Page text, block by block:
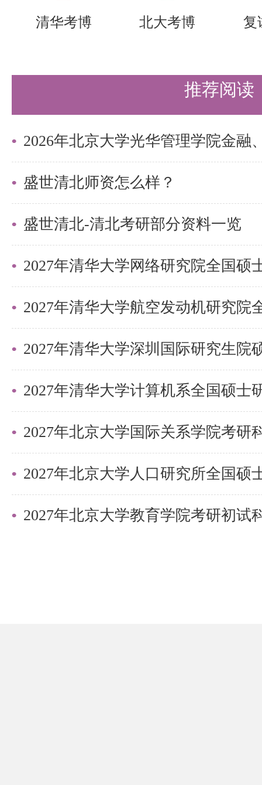
清华考博 北大考博 复
推荐阅读
盛世清北师资怎么样？
盛世清北-清北考研部分资料一览
2027年清华大学深圳国际研究生院
2027年北京大学国际关系学院考研
2027年北京大学教育学院考研初试